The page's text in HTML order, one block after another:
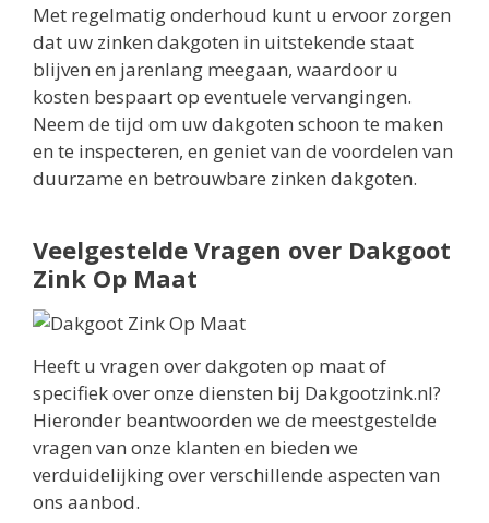
Met regelmatig onderhoud kunt u ervoor zorgen
dat uw zinken dakgoten in uitstekende staat
blijven en jarenlang meegaan, waardoor u
kosten bespaart op eventuele vervangingen.
Neem de tijd om uw dakgoten schoon te maken
en te inspecteren, en geniet van de voordelen van
duurzame en betrouwbare zinken dakgoten.
Veelgestelde Vragen over Dakgoot
Zink Op Maat
Heeft u vragen over dakgoten op maat of
specifiek over onze diensten bij Dakgootzink.nl?
Hieronder beantwoorden we de meestgestelde
vragen van onze klanten en bieden we
verduidelijking over verschillende aspecten van
ons aanbod.